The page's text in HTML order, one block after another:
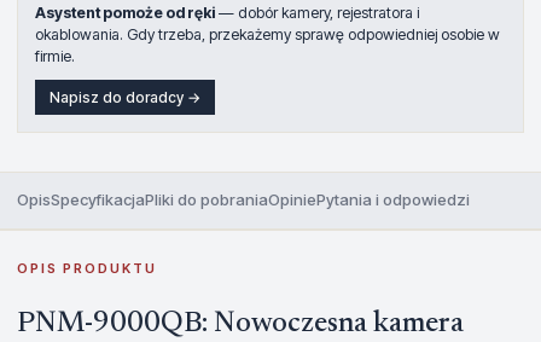
Asystent pomoże od ręki — dobór kamery, rejestratora i
okablowania. Gdy trzeba, przekażemy sprawę odpowiedniej osobie w
firmie.
Napisz do doradcy →
OpisSpecyfikacjaPliki do pobraniaOpiniePytania i odpowiedzi
OPIS PRODUKTU
PNM-9000QB: Nowoczesna kamera